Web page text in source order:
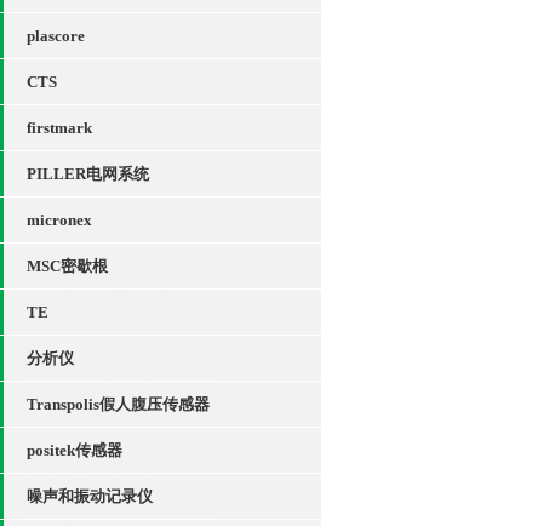
plascore
CTS
firstmark
PILLER电网系统
micronex
MSC密歇根
TE
分析仪
Transpolis假人腹压传感器
positek传感器
噪声和振动记录仪